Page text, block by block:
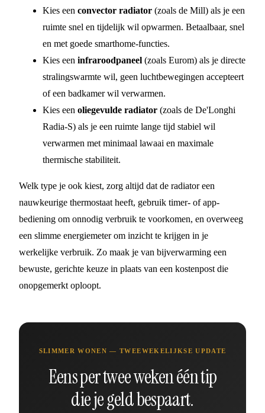
Kies een convector radiator (zoals de Mill) als je een
ruimte snel en tijdelijk wil opwarmen. Betaalbaar, snel
en met goede smarthome-functies.
Kies een infraroodpaneel (zoals Eurom) als je directe
stralingswarmte wil, geen luchtbewegingen accepteert
of een badkamer wil verwarmen.
Kies een oliegevulde radiator (zoals de De'Longhi
Radia-S) als je een ruimte lange tijd stabiel wil
verwarmen met minimaal lawaai en maximale
thermische stabiliteit.
Welk type je ook kiest, zorg altijd dat de radiator een
nauwkeurige thermostaat heeft, gebruik timer- of app-
bediening om onnodig verbruik te voorkomen, en overweeg
een slimme energiemeter om inzicht te krijgen in je
werkelijke verbruik. Zo maak je van bijverwarming een
bewuste, gerichte keuze in plaats van een kostenpost die
onopgemerkt oploopt.
SLIMMER WONEN — TWEEWEKELIJKSE UPDATE
Eens per twee weken één tip
die je geld bespaart.